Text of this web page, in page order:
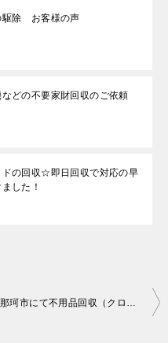
駆除 お客様の声
などの不要家財回収のご依頼
ドの回収☆即日回収で対応の早
した！
那珂市にて不用品回収（クローゼット）のご依頼 お客様の声